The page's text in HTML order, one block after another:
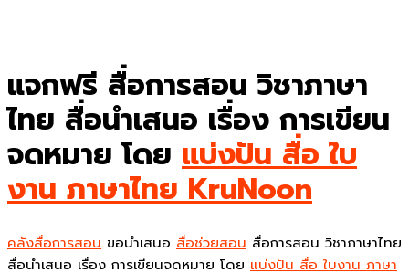
แจกฟรี สื่อการสอน วิชาภาษา
ไทย สื่อนำเสนอ เรื่อง การเขียน
จดหมาย โดย แบ่งปัน สื่อ ใบ
งาน ภาษาไทย KruNoon
คลังสื่อการสอน ขอนำเสนอ สื่อช่วยสอน สื่อการสอน วิชาภาษาไทย
สื่อนำเสนอ เรื่อง การเขียนจดหมาย โดย แบ่งปัน สื่อ ใบงาน ภาษา